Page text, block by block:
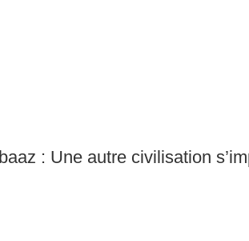
: Une autre civilisation